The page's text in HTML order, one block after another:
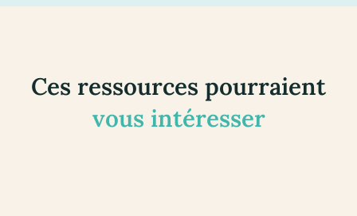
Ces ressources pourraient
vous intéresser